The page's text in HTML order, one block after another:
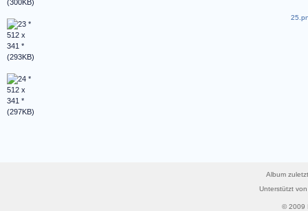
Album
Unterstützt
© 2009